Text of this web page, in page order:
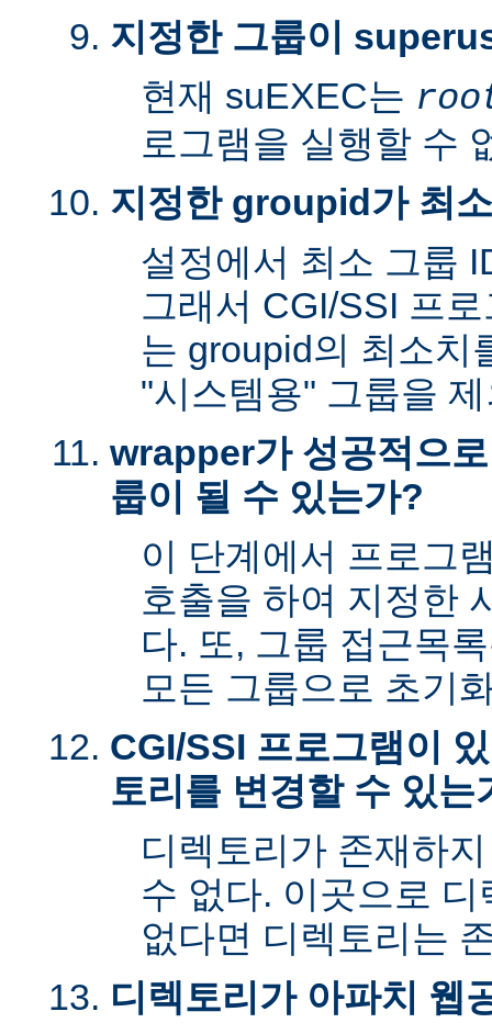
지정한 그룹이
현재 suEXEC는
로그램을 실행할 수
지정한 groupid가 최
설정에서 최소 그룹
그래서 CGI/SSI 프
는 groupid의 최소치
"시스템용" 그룹을
wrapper가 성공적으
룹이 될 수 있는가?
이 단계에서 프로그
호출을 하여 지정한
다. 또, 그룹 접근목
모든 그룹으로 초기
CGI/SSI 프로그램이
토리를 변경할 수 있는
디렉토리가 존재하
수 없다. 이곳으로
없다면 디렉토리는
디렉토리가 아파치 웹